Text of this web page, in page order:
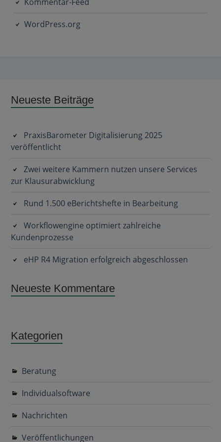
WordPress.org
Subsidiary
Neueste Beiträge
PraxisBarometer Digitalisierung 2025
veröffentlicht
Zwei weitere Kammern nutzen unsere Services
zur Klausurabwicklung
Rund 1.500 eBerichtshefte in Bearbeitung
Workflowengine optimiert zahlreiche
Kundenprozesse
eHP R4 Migration erfolgreich abgeschlossen
Neueste Kommentare
Kategorien
Beratung
Individualsoftware
Nachrichten
Veröffentlichungen